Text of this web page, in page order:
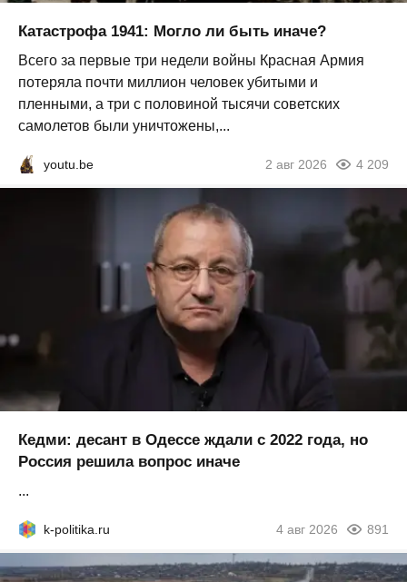
Катастрофа 1941: Могло ли быть иначе?
Всего за первые три недели войны Красная Армия
потеряла почти миллион человек убитыми и
пленными, а три с половиной тысячи советских
самолетов были уничтожены,...
youtu.be 2 авг 2026 4 209
Кедми: десант в Одессе ждали с 2022 года, но
Россия решила вопрос иначе
...
k-politika.ru 4 авг 2026 891